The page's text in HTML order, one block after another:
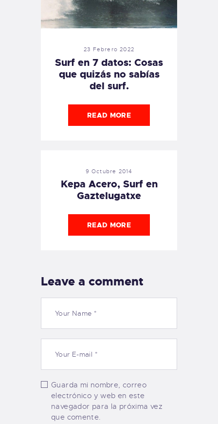
23 Febrero 2022
Surf en 7 datos: Cosas
que quizás no sabías
del surf.
READ MORE
9 Octubre 2014
Kepa Acero, Surf en
Gaztelugatxe
READ MORE
Leave a comment
Guarda mi nombre, correo
electrónico y web en este
navegador para la próxima vez
que comente.